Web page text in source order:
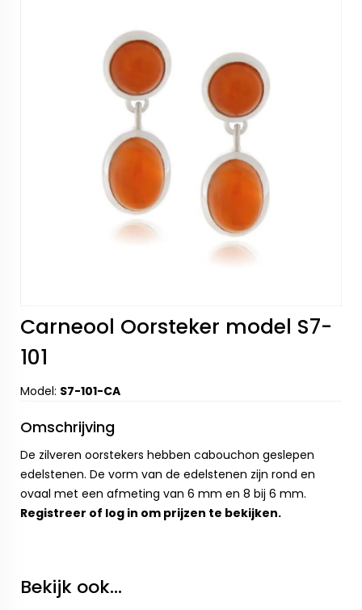
Carneool Oorsteker model S7-
101
Model: S7-101-CA
Omschrijving
De zilveren oorstekers hebben cabouchon geslepen
edelstenen. De vorm van de edelstenen zijn rond en
ovaal met een afmeting van 6 mm en 8 bij 6 mm.
Registreer of log in om prijzen te bekijken.
Bekijk ook...